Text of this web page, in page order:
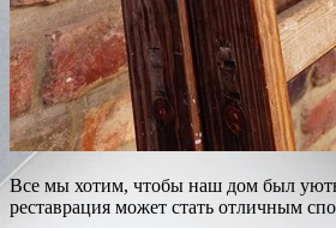
Все мы хотим, чтобы наш дом был
реставрация может стать отличным